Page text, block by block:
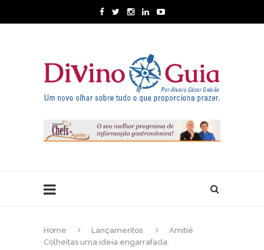
Home Lançamentos
Amitié
Colheitas uma ideia engarrafada.